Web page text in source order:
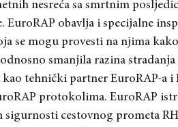
nesreća sa smrtnim
EuroRAP obavlja i specijalne
se mogu provesti na njima
smanjila razina
tehnički partner EuroRAP-a i
protokolima. EuroRAP
cestovnog prometa